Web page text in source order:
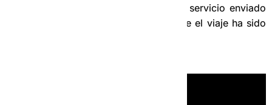
mostramos un ejemplo de un vale de servicio enviado
por la operadora al chofer una vez que el viaje ha sido